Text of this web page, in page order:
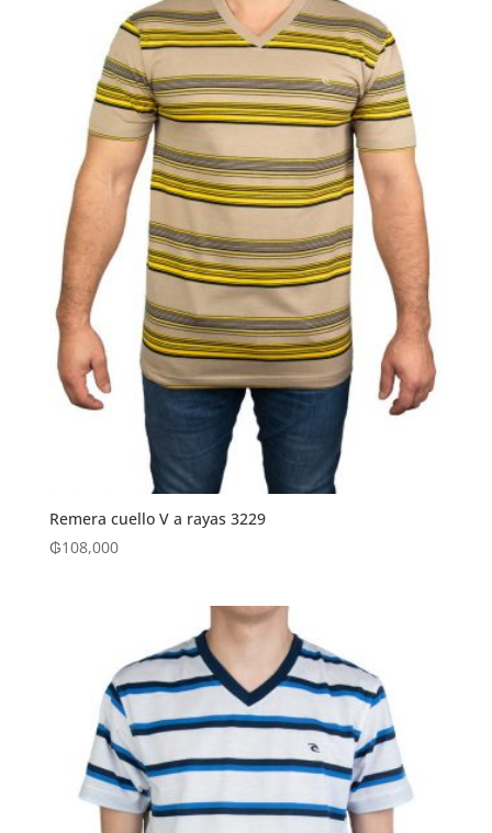
Remera cuello V a rayas 3229
₲108,000